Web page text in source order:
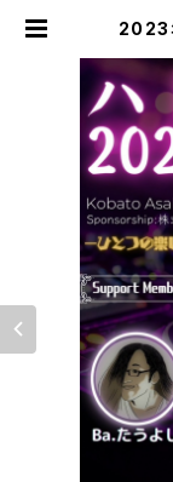
2023
ーカ